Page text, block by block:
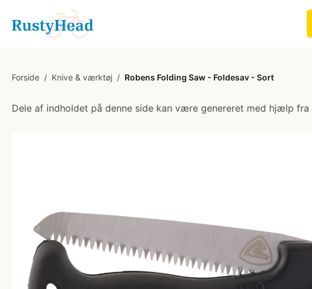
Forside / Knive & værktøj / Robens Folding Saw - Foldesav - Sort
Dele af indholdet på denne side kan være genereret med hjælp fra